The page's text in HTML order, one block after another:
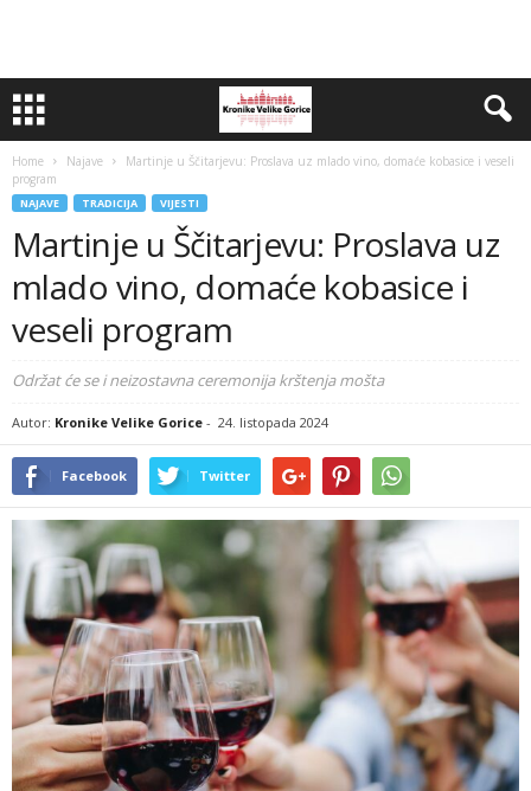
Home Najave
Martinje u Ščitarjevu: Proslava uz mlado vino, domaće kobasice i veseli
program
NAJAVE TRADICIJA VIJESTI
Martinje u Ščitarjevu: Proslava uz
mlado vino, domaće kobasice i
veseli program
Održat će se i neizostavna ceremonija krštenja mošta
Autor: Kronike Velike Gorice - 24. listopada 2024
Facebook Twitter